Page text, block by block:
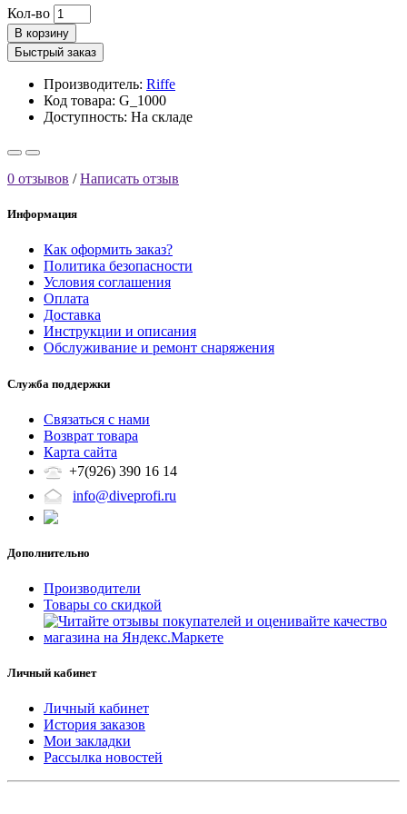
Кол-во
В корзину
Быстрый заказ
Производитель: Riffe
Код товара: G_1000
Доступность: На складе
0 отзывов /Написать отзыв
Информация
Как оформить заказ?
Политика безопасности
Условия соглашения
Оплата
Доставка
Инструкции и описания
Обслуживание и ремонт снаряжения
Служба поддержки
Связаться с нами
Возврат товара
Карта сайта
+7(926) 390 16 14
info@diveprofi.ru
Дополнительно
Производители
Товары со скидкой
Личный кабинет
Личный кабинет
История заказов
Мои закладки
Рассылка новостей